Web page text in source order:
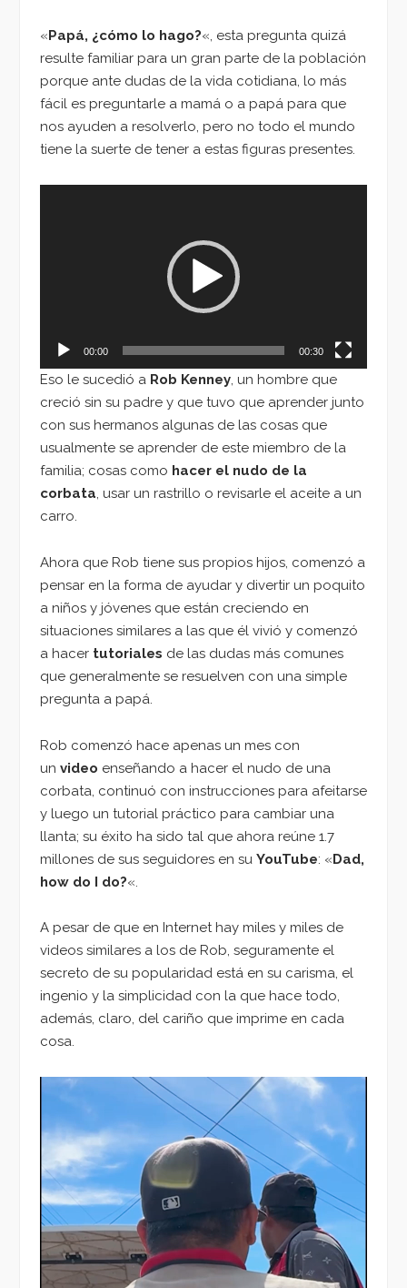
«Papá, ¿cómo lo hago?«, esta pregunta quizá
resulte familiar para un gran parte de la población
porque ante dudas de la vida cotidiana, lo más
fácil es preguntarle a mamá o a papá para que
nos ayuden a resolverlo, pero no todo el mundo
tiene la suerte de tener a estas figuras presentes.
00:00 00:30
Eso le sucedió a Rob Kenney, un hombre que
creció sin su padre y que tuvo que aprender junto
con sus hermanos algunas de las cosas que
usualmente se aprender de este miembro de la
familia; cosas como hacer el nudo de la
corbata, usar un rastrillo o revisarle el aceite a un
carro.
Ahora que Rob tiene sus propios hijos, comenzó a
pensar en la forma de ayudar y divertir un poquito
a niños y jóvenes que están creciendo en
situaciones similares a las que él vivió y comenzó
a hacer tutoriales de las dudas más comunes
que generalmente se resuelven con una simple
pregunta a papá.
Rob comenzó hace apenas un mes con
un video enseñando a hacer el nudo de una
corbata, continuó con instrucciones para afeitarse
y luego un tutorial práctico para cambiar una
llanta; su éxito ha sido tal que ahora reúne 1.7
millones de sus seguidores en su YouTube: «Dad,
how do I do?«.
A pesar de que en Internet hay miles y miles de
videos similares a los de Rob, seguramente el
secreto de su popularidad está en su carisma, el
ingenio y la simplicidad con la que hace todo,
además, claro, del cariño que imprime en cada
cosa.
Reproductor
vídeo